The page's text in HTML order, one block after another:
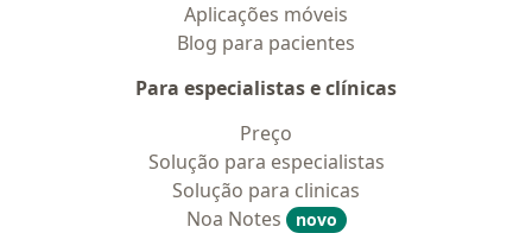
Aplicações móveis
Blog para pacientes
Para especialistas e clínicas
Preço
Solução para especialistas
Solução para clinicas
Noa Notes
novo